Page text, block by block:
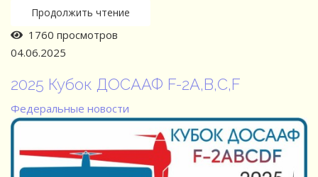
Продолжить чтение
1760 просмотров
04.06.2025
2025 Кубок ДОСААФ F-2A,B,C,F
Федеральные новости